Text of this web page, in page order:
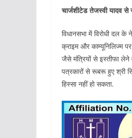
चार्जशीटेड तेजस्वी यादव से
विधानसभा में विरोधी दल के
क्राइम और काम्यूनिलिज्म
जैसे मंत्रियों से इस्तीफा लेने
पत्रकारों से रूबरू हुए श्री
हिस्सा नहीं हो सकता.